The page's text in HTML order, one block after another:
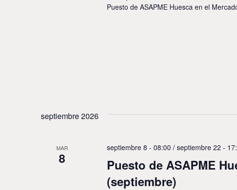
Puesto de ASAPME Huesca en el
septiembre 2026
MAR
8
Puesto de ASAPME
(septiembre)
septiembre 8 - 08:00 / septiembre 22 -